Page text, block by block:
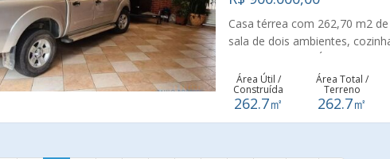
gostou dessas
100 anos realizando sonhos
Casa térrea com 262,70 m2
sala de dois ambientes,
lavabo adicional. Área de
gourmet e churrasqueira.
Área Útil /
Construída
262.7㎡
Área Total /
Terreno
262.7㎡